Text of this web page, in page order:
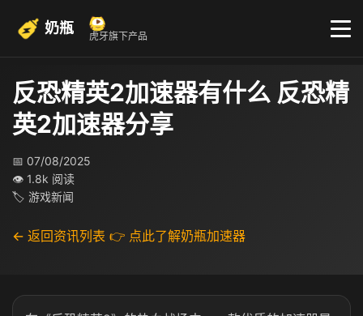
奶瓶 虎牙旗下产品
反恐精英2加速器有什么 反恐精
英2加速器分享
📅 07/08/2025
👁 1.8k 阅读
🏷 游戏新闻
← 返回资讯列表 👉 点此了解奶瓶加速器